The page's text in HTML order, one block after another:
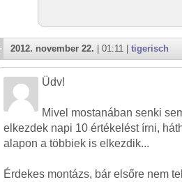
2012. november 22. | 01:11 | tigerisch
Üdv!
Mivel mostanában senki
elkezdek napi 10 értékelést írni,
alapon a többiek is elkezdik...
Érdekes montázs, bár elsőre nem